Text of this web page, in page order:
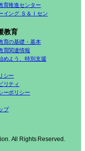
育推進センター
イング Ｓ＆Ｉセン
教育
育の基礎・基本
育関連情報
めよう、特別支援
シー
リティ
ーポリシー
プ
All Rights Reserved.